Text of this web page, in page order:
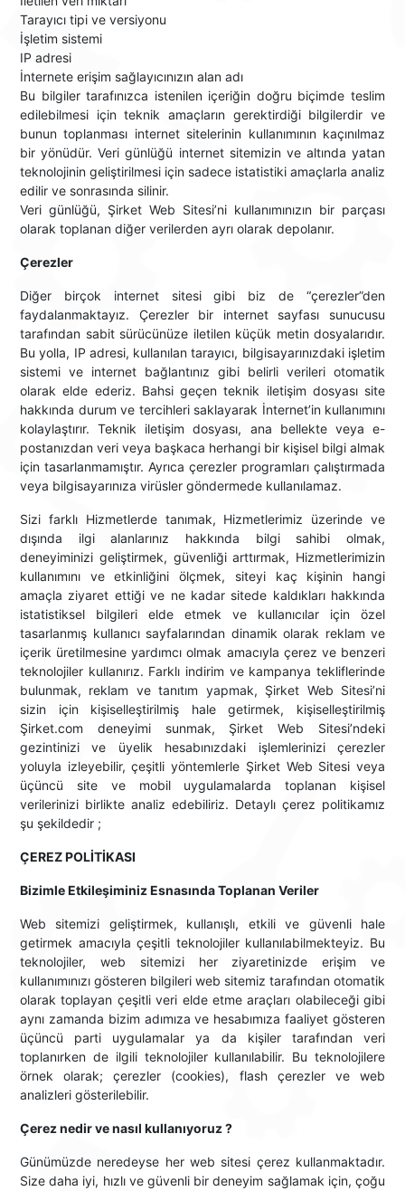
Tarayıcı tipi ve versiyonu
İşletim sistemi
IP adresi
İnternete erişim sağlayıcınızın alan adı
Bu bilgiler tarafınızca istenilen içeriğin doğru biçimde teslim
edilebilmesi için teknik amaçların gerektirdiği bilgilerdir ve
bunun toplanması internet sitelerinin kullanımının kaçınılmaz
bir yönüdür. Veri günlüğü internet sitemizin ve altında yatan
teknolojinin geliştirilmesi için sadece istatistiki amaçlarla analiz
edilir ve sonrasında silinir.
Veri günlüğü, Şirket Web Sitesi’ni kullanımınızın bir parçası
olarak toplanan diğer verilerden ayrı olarak depolanır.
Çerezler
Diğer birçok internet sitesi gibi biz de “çerezler”den
faydalanmaktayız. Çerezler bir internet sayfası sunucusu
tarafından sabit sürücünüze iletilen küçük metin dosyalarıdır.
Bu yolla, IP adresi, kullanılan tarayıcı, bilgisayarınızdaki işletim
sistemi ve internet bağlantınız gibi belirli verileri otomatik
olarak elde ederiz. Bahsi geçen teknik iletişim dosyası site
hakkında durum ve tercihleri saklayarak İnternet’in kullanımını
kolaylaştırır. Teknik iletişim dosyası, ana bellekte veya e-
postanızdan veri veya başkaca herhangi bir kişisel bilgi almak
için tasarlanmamıştır. Ayrıca çerezler programları çalıştırmada
veya bilgisayarınıza virüsler göndermede kullanılamaz.
Sizi farklı Hizmetlerde tanımak, Hizmetlerimiz üzerinde ve
dışında ilgi alanlarınız hakkında bilgi sahibi olmak,
deneyiminizi geliştirmek, güvenliği arttırmak, Hizmetlerimizin
kullanımını ve etkinliğini ölçmek, siteyi kaç kişinin hangi
amaçla ziyaret ettiği ve ne kadar sitede kaldıkları hakkında
istatistiksel bilgileri elde etmek ve kullanıcılar için özel
tasarlanmış kullanıcı sayfalarından dinamik olarak reklam ve
içerik üretilmesine yardımcı olmak amacıyla çerez ve benzeri
teknolojiler kullanırız. Farklı indirim ve kampanya tekliflerinde
bulunmak, reklam ve tanıtım yapmak, Şirket Web Sitesi’ni
sizin için kişiselleştirilmiş hale getirmek, kişiselleştirilmiş
Şirket.com deneyimi sunmak, Şirket Web Sitesi’ndeki
gezintinizi ve üyelik hesabınızdaki işlemlerinizi çerezler
yoluyla izleyebilir, çeşitli yöntemlerle Şirket Web Sitesi veya
üçüncü site ve mobil uygulamalarda toplanan kişisel
verilerinizi birlikte analiz edebiliriz. Detaylı çerez politikamız
şu şekildedir ;
ÇEREZ POLİTİKASI
Bizimle Etkileşiminiz Esnasında Toplanan Veriler
Web sitemizi geliştirmek, kullanışlı, etkili ve güvenli hale
getirmek amacıyla çeşitli teknolojiler kullanılabilmekteyiz. Bu
teknolojiler, web sitemizi her ziyaretinizde erişim ve
kullanımınızı gösteren bilgileri web sitemiz tarafından otomatik
olarak toplayan çeşitli veri elde etme araçları olabileceği gibi
aynı zamanda bizim adımıza ve hesabımıza faaliyet gösteren
üçüncü parti uygulamalar ya da kişiler tarafından veri
toplanırken de ilgili teknolojiler kullanılabilir. Bu teknolojilere
örnek olarak; çerezler (cookies), flash çerezler ve web
analizleri gösterilebilir.
Çerez nedir ve nasıl kullanıyoruz ?
Günümüzde neredeyse her web sitesi çerez kullanmaktadır.
Size daha iyi, hızlı ve güvenli bir deneyim sağlamak için, çoğu